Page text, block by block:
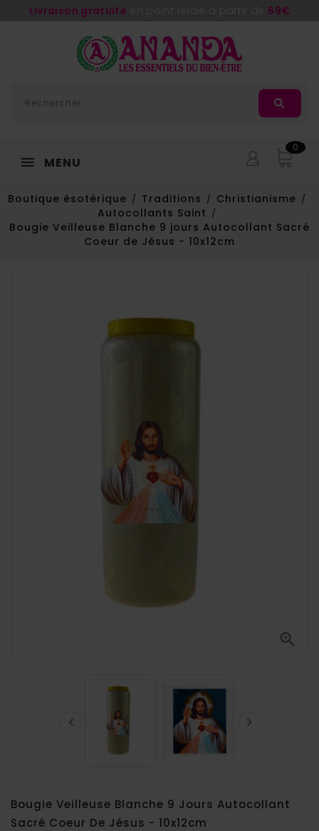
Livraison gratuite 69€
MENU
0
Boutique ésotérique Traditions
Christianisme
Autocollants Saint
Bougie Veilleuse Blanche 9 jours Autocollant Sacré
Coeur de Jésus - 10x12cm

 
Bougie Veilleuse Blanche 9 Jours Autocollant
Sacré Coeur De Jésus - 10x12cm